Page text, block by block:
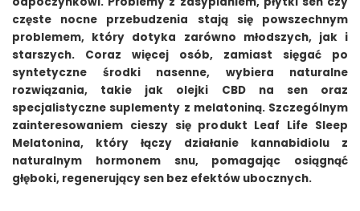
częste nocne przebudzenia stają się powszechnym
problemem, który dotyka zarówno młodszych, jak i
starszych. Coraz więcej osób, zamiast sięgać po
syntetyczne środki nasenne, wybiera naturalne
rozwiązania, takie jak olejki CBD na sen oraz
specjalistyczne suplementy z melatoniną. Szczególnym
zainteresowaniem cieszy się produkt Leaf Life Sleep
Melatonina, który łączy działanie kannabidiolu z
naturalnym hormonem snu, pomagając osiągnąć
głęboki, regenerujący sen bez efektów ubocznych.